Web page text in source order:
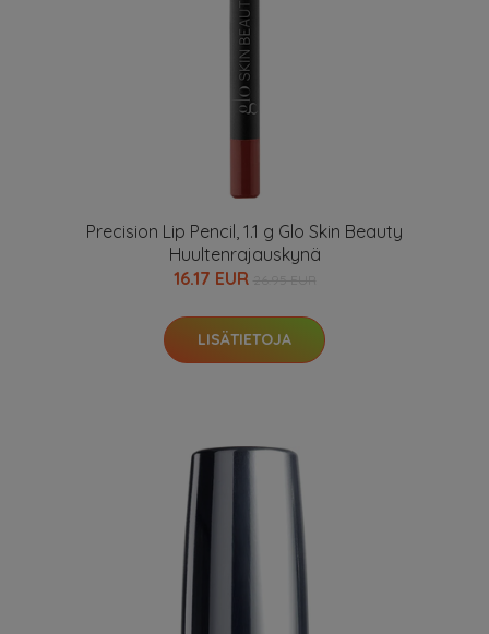
Precision Lip Pencil, 1.1 g Glo Skin Beauty
Huultenrajauskynä
16.17 EUR
LISÄTIETOJA